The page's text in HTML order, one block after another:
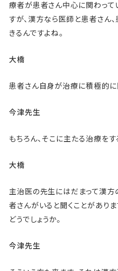
療者が患者さん中心に関わって
すが、漢方なら医師と患者さん
きるんですよね。
大橋
患者さん自身が治療に積極的に
今津先生
もちろん、そこに主たる治療を
大橋
主治医の先生にはだまって漢
者さんがいると聞くことがあり
どうでしょうか。
今津先生